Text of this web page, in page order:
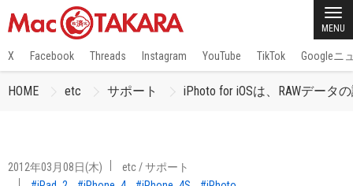
MENU
X Facebook Threads Instagram YouTube TikTok Googleニ
HOME etc サポート iPhoto for iOSは、RAWデー
2012年03月08日(木) etc/サポート